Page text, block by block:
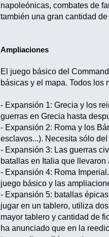
napoleónicas, combates de
también una gran cantidad
Ampliaciones
El juego básico del
básicas y el mapa. Todos
- Expansión 1: Grecia y los
guerras en Grecia hasta
- Expansión 2: Roma y los
esclavos...). Necesita sólo
- Expansión 3: Las guerras
batallas en Italia que
- Expansión 4: Roma
juego básico y las
- Expansión 5: batallas
jugar en un tablero, utiliza
mayor tablero y cantidad de
ha anunciado que en la